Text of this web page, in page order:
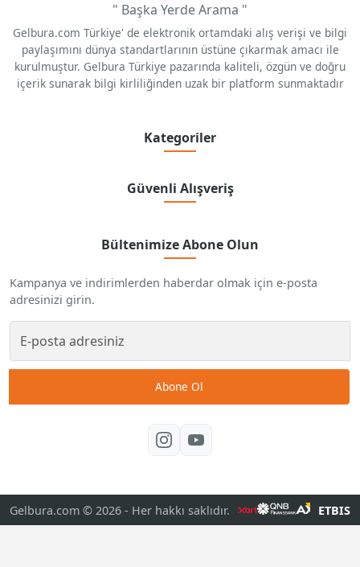
" Başka Yerde Arama "
Gelbura.com Türkiye' de elektronik ortamdaki alış verişi ve bilgi
paylaşımını dünya standartlarının üstüne çıkarmak amacı ile
kurulmuştur. Gelbura Türkiye pazarında kaliteli, özgün ve doğru
içerik sunarak bilgi kirliliğinden uzak bir platform sunmaktadır
Kategoriler
Güvenli Alışveriş
Bültenimize Abone Olun
Kampanya ve indirimlerden haberdar olmak için e-posta
adresinizi girin.
Abone Ol
Gelbura.com © 2026 - Her hakkı saklıdır. ETBIS